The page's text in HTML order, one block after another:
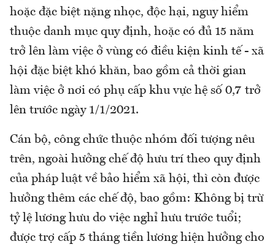
hoặc đặc biệt nặng nhọc, độc hại, nguy hiểm
thuộc danh mục quy định, hoặc có đủ 15 năm
trở lên làm việc ở vùng có điều kiện kinh tế - xã
hội đặc biệt khó khăn, bao gồm cả thời gian
làm việc ở nơi có phụ cấp khu vực hệ số 0,7 trở
lên trước ngày 1/1/2021.
Cán bộ, công chức thuộc nhóm đối tượng nêu
trên, ngoài hưởng chế độ hưu trí theo quy định
của pháp luật về bảo hiểm xã hội, thì còn được
hưởng thêm các chế độ, bao gồm: Không bị trừ
tỷ lệ lương hưu do việc nghỉ hưu trước tuổi;
được trợ cấp 5 tháng tiền lương hiện hưởng cho